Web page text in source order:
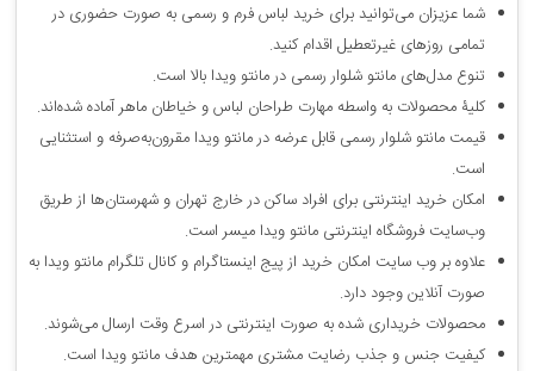
شما عزیزان می‌توانید برای خرید لباس فرم و رسمی به صورت حضوری در
تمامی روزهای غیرتعطیل اقدام کنید.
تنوع مدل‌های مانتو شلوار رسمی در مانتو ویدا بالا است.
کلیۀ محصولات به واسطه مهارت طراحان لباس و خیاطان ماهر آماده‌ شده‌اند.
قیمت مانتو شلوار رسمی قابل عرضه در مانتو ویدا مقرون‌به‌صرفه و استثنایی
است.
امکان خرید اینترنتی برای افراد ساکن در خارج تهران و شهرستان‌ها از طریق
وب‌سایت فروشگاه اینترنتی مانتو ویدا میسر است.
علاوه بر وب سایت امکان خرید از پیج اینستاگرام و کانال تلگرام مانتو ویدا به
صورت آنلاین وجود دارد.
محصولات خریداری شده به صورت اینترنتی در اسرع وقت ارسال می‌شوند.
کیفیت جنس و جذب رضایت مشتری مهمترین هدف مانتو ویدا است.